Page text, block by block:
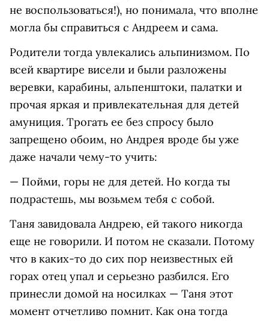
не воспользоваться!), но понимала, что вполне
могла бы справиться с Андреем и сама.
Родители тогда увлекались альпинизмом. По
всей квартире висели и были разложены
веревки, карабины, альпенштоки, палатки и
прочая яркая и привлекательная для детей
амуниция. Трогать ее без спросу было
запрещено обоим, но Андрея вроде бы уже
даже начали чему-то учить:
— Пойми, горы не для детей. Но когда ты
подрастешь, мы возьмем тебя с собой.
Таня завидовала Андрею, ей такого никогда
еще не говорили. И потом не сказали. Потому
что в каких-то до сих пор неизвестных ей
горах отец упал и серьезно разбился. Его
принесли домой на носилках — Таня этот
момент отчетливо помнит. Как она тогда